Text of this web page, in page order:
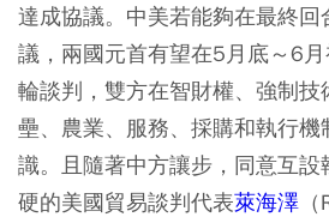
達成協議。中美若能夠在最終回
議，兩國元首有望在5月底～6
輪談判，雙方在智財權、強制
壘、農業、服務、採購和執行
識。且隨著中方讓步，同意互
硬的美國貿易談判代表萊海澤